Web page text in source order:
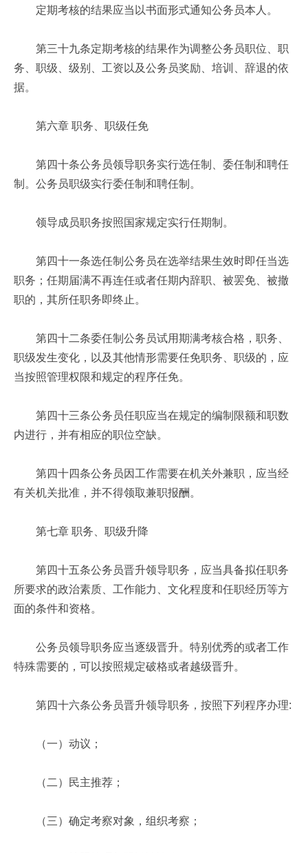
定期考核的结果应当以书面形式通知公务员本人。
第三十九条定期考核的结果作为调整公务员职位、职
务、职级、级别、工资以及公务员奖励、培训、辞退的依
据。
第六章 职务、职级任免
第四十条公务员领导职务实行选任制、委任制和聘任
制。公务员职级实行委任制和聘任制。
领导成员职务按照国家规定实行任期制。
第四十一条选任制公务员在选举结果生效时即任当选
职务；任期届满不再连任或者任期内辞职、被罢免、被撤
职的，其所任职务即终止。
第四十二条委任制公务员试用期满考核合格，职务、
职级发生变化，以及其他情形需要任免职务、职级的，应
当按照管理权限和规定的程序任免。
第四十三条公务员任职应当在规定的编制限额和职数
内进行，并有相应的职位空缺。
第四十四条公务员因工作需要在机关外兼职，应当经
有关机关批准，并不得领取兼职报酬。
第七章 职务、职级升降
第四十五条公务员晋升领导职务，应当具备拟任职务
所要求的政治素质、工作能力、文化程度和任职经历等方
面的条件和资格。
公务员领导职务应当逐级晋升。特别优秀的或者工作
特殊需要的，可以按照规定破格或者越级晋升。
第四十六条公务员晋升领导职务，按照下列程序办理:
（一）动议；
（二）民主推荐；
（三）确定考察对象，组织考察；